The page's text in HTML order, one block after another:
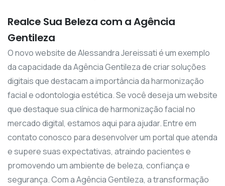
Realce Sua Beleza com a Agência
Gentileza
O novo website de Alessandra Jereissati é um exemplo
da capacidade da Agência Gentileza de criar soluções
digitais que destacam a importância da harmonização
facial e odontologia estética. Se você deseja um website
que destaque sua clínica de harmonização facial no
mercado digital, estamos aqui para ajudar. Entre em
contato conosco para desenvolver um portal que atenda
e supere suas expectativas, atraindo pacientes e
promovendo um ambiente de beleza, confiança e
segurança. Com a Agência Gentileza, a transformação